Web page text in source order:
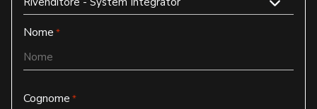
Nome *
Cognome *